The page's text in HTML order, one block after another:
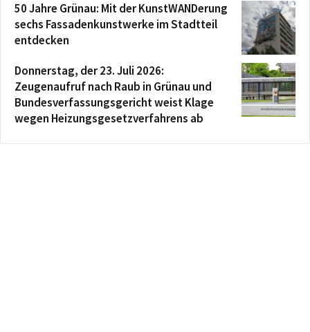
50 Jahre Grünau: Mit der KunstWANDerung
sechs Fassadenkunstwerke im Stadtteil
entdecken
Donnerstag, der 23. Juli 2026:
Zeugenaufruf nach Raub in Grünau und
Bundesverfassungsgericht weist Klage
wegen Heizungsgesetzverfahrens ab